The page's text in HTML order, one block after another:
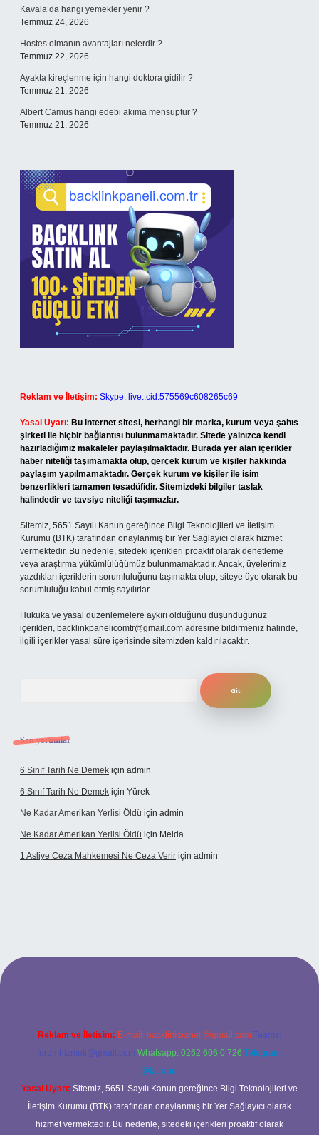
Kavala’da hangi yemekler yenir ?
Temmuz 24, 2026
Hostes olmanın avantajları nelerdir ?
Temmuz 22, 2026
Ayakta kireçlenme için hangi doktora gidilir ?
Temmuz 21, 2026
Albert Camus hangi edebi akıma mensuptur ?
Temmuz 21, 2026
Reklam ve İletişim: Skype: live:.cid.575569c608265c69
Yasal Uyarı: Bu internet sitesi, herhangi bir marka, kurum veya şahıs
şirketi ile hiçbir bağlantısı bulunmamaktadır. Sitede yalnızca kendi
hazırladığımız makaleler paylaşılmaktadır. Burada yer alan içerikler
haber niteliği taşımamakta olup, gerçek kurum ve kişiler hakkında
paylaşım yapılmamaktadır. Gerçek kurum ve kişiler ile isim
benzerlikleri tamamen tesadüfidir. Sitemizdeki bilgiler taslak
halindedir ve tavsiye niteliği taşımazlar.
Sitemiz, 5651 Sayılı Kanun gereğince Bilgi Teknolojileri ve İletişim
Kurumu (BTK) tarafından onaylanmış bir Yer Sağlayıcı olarak hizmet
vermektedir. Bu nedenle, sitedeki içerikleri proaktif olarak denetleme
veya araştırma yükümlülüğümüz bulunmamaktadır. Ancak, üyelerimiz
yazdıkları içeriklerin sorumluluğunu taşımakta olup, siteye üye olarak bu
sorumluluğu kabul etmiş sayılırlar.
Hukuka ve yasal düzenlemelere aykırı olduğunu düşündüğünüz
içerikleri, backlinkpanelicomtr@gmail.com adresine bildirmeniz halinde,
ilgili içerikler yasal süre içerisinde sitemizden kaldırılacaktır.
Son yorumlar
6 Sınıf Tarih Ne Demek için admin
6 Sınıf Tarih Ne Demek için Yürek
Ne Kadar Amerikan Yerlisi Öldü için admin
Ne Kadar Amerikan Yerlisi Öldü için Melda
1 Asliye Ceza Mahkemesi Ne Ceza Verir için admin
Reklam ve İletişim: E-mail: backlinkpaneli@gmail.com Teams:
forumhizmeti@gmail.com Whatsapp: 0262 606 0 726 Telegram:
@karabul
Yasal Uyarı: Sitemiz, 5651 Sayılı Kanun gereğince Bilgi Teknolojileri ve
İletişim Kurumu (BTK) tarafından onaylanmış bir Yer Sağlayıcı olarak
hizmet vermektedir. Bu nedenle, sitedeki içerikleri proaktif olarak